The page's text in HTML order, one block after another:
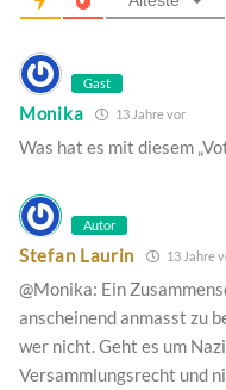
Gast
Monika 13 Jahre vor
Was hat es mit diesem
Autor
Stefan Laurin 13 Jahre
@Monika: Ein
anscheinend anmasst zu
wer nicht. Geht es um
Versammlungsrecht und